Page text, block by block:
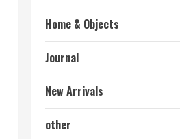
Home & Objects
Journal
New Arrivals
other